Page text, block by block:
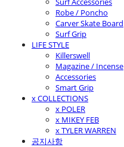
Robe / Poncho
Carver Skate Board
Surf Grip
LIFE STYLE
Killerswell
Magazine / Incense
Accessories
Smart Grip
x COLLECTIONS
x POLER
x MIKEY FEB
x TYLER WARREN
공지사항